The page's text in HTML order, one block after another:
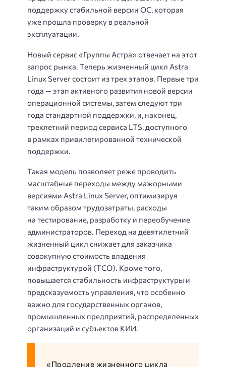
поддержку стабильной версии ОС, которая
уже прошла проверку в реальной
эксплуатации.
Новый сервис «Группы Астра» отвечает на этот
запрос рынка. Теперь жизненный цикл Astra
Linux Server состоит из трех этапов. Первые три
года — этап активного развития новой версии
операционной системы, затем следуют три
года стандартной поддержки, и, наконец,
трехлетний период сервиса LTS, доступного
в рамках привилегированной технической
поддержки.
Такая модель позволяет реже проводить
масштабные переходы между мажорными
версиями Astra Linux Server, оптимизируя
таким образом трудозатраты, расходы
на тестирование, разработку и переобучение
администраторов. Переход на девятилетний
жизненный цикл снижает для заказчика
совокупную стоимость владения
инфраструктурой (TCO). Кроме того,
повышается стабильность инфраструктуры и
предсказуемость управления, что особенно
важно для государственных органов,
промышленных предприятий, распределенных
организаций и субъектов КИИ.
«Продление жизненного цикла